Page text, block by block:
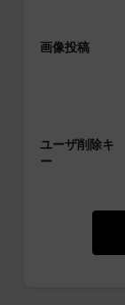
画像投稿
ユーザ削除キ
ー